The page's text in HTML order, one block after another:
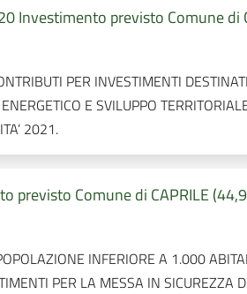
Investimento previsto Comune di
PER INVESTIMENTI
E SVILUPPO
2021.
previsto Comune di CAPRILE
INFERIORE A 1.000
PER LA MESSA IN SICUREZZA